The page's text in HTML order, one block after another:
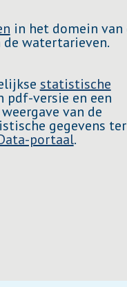
in het domein van
watertarieven.
statistische
pdf-versie en een
van de
gegevens ter
portaal.